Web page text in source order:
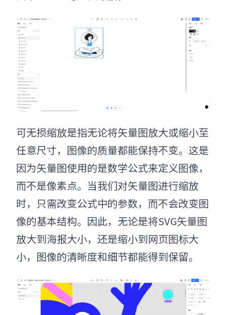
可无损缩放是指无论将矢量图放大或缩小至
任意尺寸，图像的质量都能保持不变。这是
因为矢量图使用的是数学公式来定义图像，
而不是像素点。当我们对矢量图进行缩放
时，只需改变公式中的参数，而不会改变图
像的基本结构。因此，无论是将SVG矢量图
放大到海报大小，还是缩小到网页图标大
小，图像的清晰度和细节都能得到保留。